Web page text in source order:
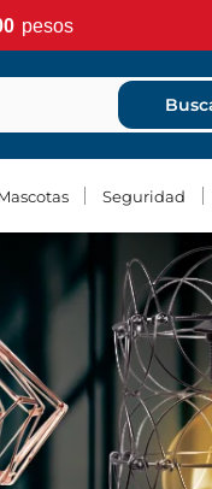
pesos
Seguridad